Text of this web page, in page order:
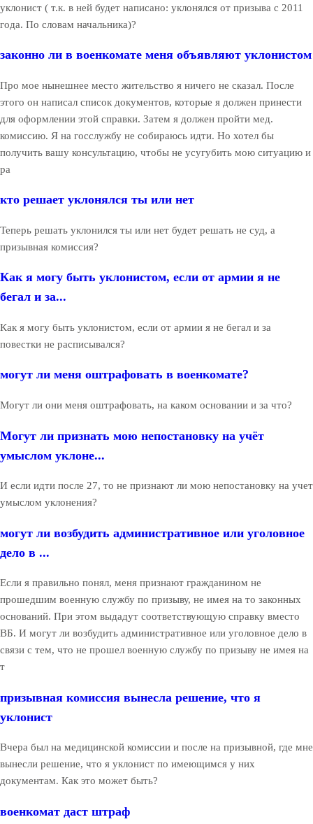
уклонист ( т.к. в ней будет написано: уклонялся от призыва с 2011
года. По словам начальника)?
законно ли в военкомате меня объявляют уклонистом
Про мое нынешнее место жительство я ничего не сказал. После
этого он написал список документов, которые я должен принести
для оформлении этой справки. Затем я должен пройти мед.
комиссию. Я на госслужбу не собираюсь идти. Но хотел бы
получить вашу консультацию, чтобы не усугубить мою ситуацию и
ра
кто решает уклонялся ты или нет
Теперь решать уклонился ты или нет будет решать не суд, а
призывная комиссия?
Как я могу быть уклонистом, если от армии я не
бегал и за...
Как я могу быть уклонистом, если от армии я не бегал и за
повестки не расписывался?
могут ли меня оштрафовать в военкомате?
Могут ли они меня оштрафовать, на каком основании и за что?
Могут ли признать мою непостановку на учёт
умыслом уклоне...
И если идти после 27, то не признают ли мою непостановку на учет
умыслом уклонения?
могут ли возбудить административное или уголовное
дело в ...
Если я правильно понял, меня признают гражданином не
прошедшим военную службу по призыву, не имея на то законных
оснований. При этом выдадут соответствующую справку вместо
ВБ. И могут ли возбудить административное или уголовное дело в
связи с тем, что не прошел военную службу по призыву не имея на
т
призывная комиссия вынесла решение, что я
уклонист
Вчера был на медицинской комиссии и после на призывной, где мне
вынесли решение, что я уклонист по имеющимся у них
документам. Как это может быть?
военкомат даст штраф